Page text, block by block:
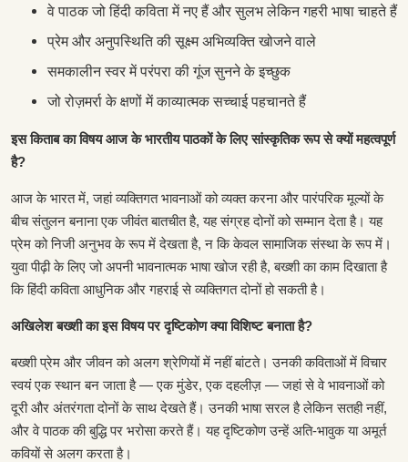
वे पाठक जो हिंदी कविता में नए हैं और सुलभ लेकिन गहरी भाषा चाहते हैं
प्रेम और अनुपस्थिति की सूक्ष्म अभिव्यक्ति खोजने वाले
समकालीन स्वर में परंपरा की गूंज सुनने के इच्छुक
जो रोज़मर्रा के क्षणों में काव्यात्मक सच्चाई पहचानते हैं
इस किताब का विषय आज के भारतीय पाठकों के लिए सांस्कृतिक रूप से क्यों महत्वपूर्ण
है?
आज के भारत में, जहां व्यक्तिगत भावनाओं को व्यक्त करना और पारंपरिक मूल्यों के
बीच संतुलन बनाना एक जीवंत बातचीत है, यह संग्रह दोनों को सम्मान देता है। यह
प्रेम को निजी अनुभव के रूप में देखता है, न कि केवल सामाजिक संस्था के रूप में।
युवा पीढ़ी के लिए जो अपनी भावनात्मक भाषा खोज रही है, बख्शी का काम दिखाता है
कि हिंदी कविता आधुनिक और गहराई से व्यक्तिगत दोनों हो सकती है।
अखिलेश बख्शी का इस विषय पर दृष्टिकोण क्या विशिष्ट बनाता है?
बख्शी प्रेम और जीवन को अलग श्रेणियों में नहीं बांटते। उनकी कविताओं में विचार
स्वयं एक स्थान बन जाता है — एक मुंडेर, एक दहलीज़ — जहां से वे भावनाओं को
दूरी और अंतरंगता दोनों के साथ देखते हैं। उनकी भाषा सरल है लेकिन सतही नहीं,
और वे पाठक की बुद्धि पर भरोसा करते हैं। यह दृष्टिकोण उन्हें अति-भावुक या अमूर्त
कवियों से अलग करता है।